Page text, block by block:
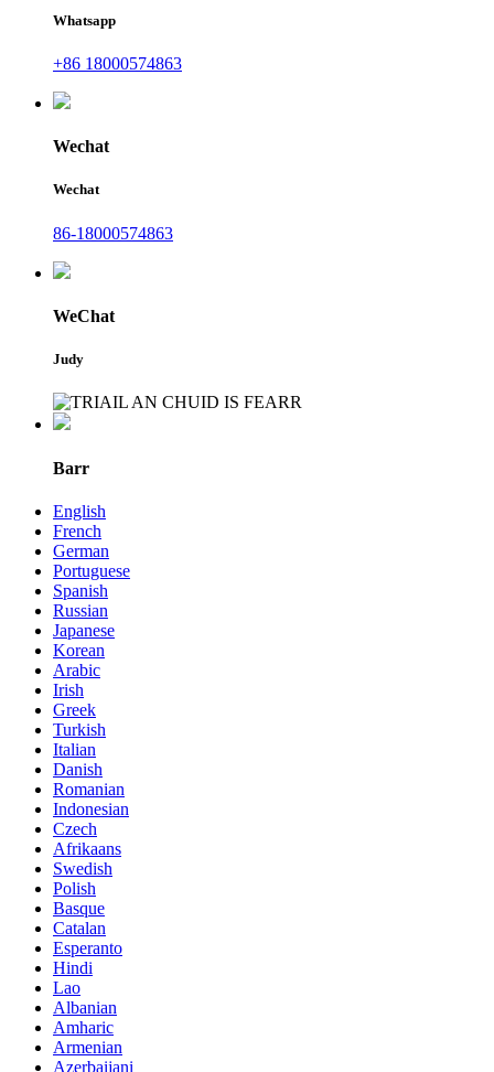
Whatsapp
+86 18000574863
Wechat
Wechat
86-18000574863
WeChat
Judy
Barr
English
French
German
Portuguese
Spanish
Russian
Japanese
Korean
Arabic
Irish
Greek
Turkish
Italian
Danish
Romanian
Indonesian
Czech
Afrikaans
Swedish
Polish
Basque
Catalan
Esperanto
Hindi
Lao
Albanian
Amharic
Armenian
Azerbaijani